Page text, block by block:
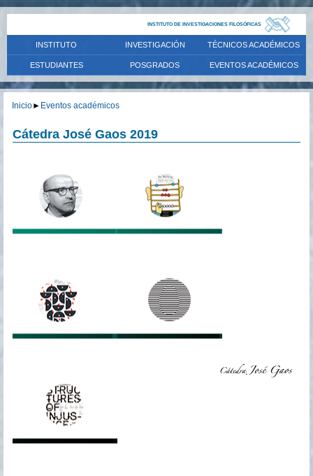
INSTITUTO DE INVESTIGACIONES FILOSÓFICAS
INSTITUTO INVESTIGACIÓN TÉCNICOS ACADÉMICOS
ESTUDIANTES POSGRADOS EVENTOS ACADÉMICOS
Inicio► Eventos académicos
Cátedra José Gaos 2019